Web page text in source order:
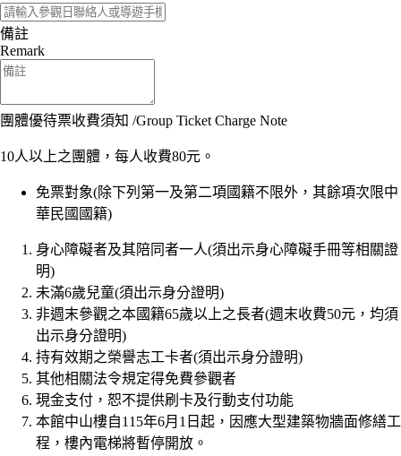
備註
Remark
團體優待票收費須知 /Group Ticket Charge Note
10人以上之團體，每人收費80元。
免票對象(除下列第一及第二項國籍不限外，其餘項次限中
華民國國籍)
身心障礙者及其陪同者一人(須出示身心障礙手冊等相關證
明)
未滿6歲兒童(須出示身分證明)
非週末參觀之本國籍65歲以上之長者(週末收費50元，均須
出示身分證明)
持有效期之榮譽志工卡者(須出示身分證明)
其他相關法令規定得免費參觀者
現金支付，恕不提供刷卡及行動支付功能
本館中山樓自115年6月1日起，因應大型建築物牆面修繕工
程，樓內電梯將暫停開放。